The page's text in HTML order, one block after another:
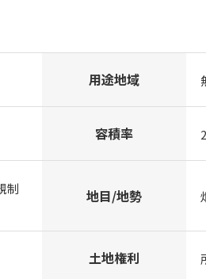
用途地域
容積率
制
地目/地勢
土地権利